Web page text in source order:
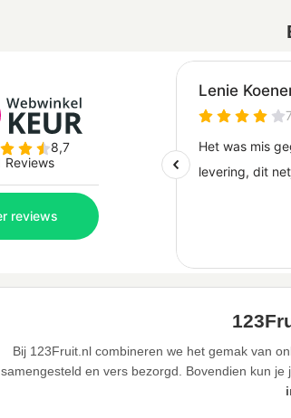
Bij 123Fruit.nl combineren we het gemak van
samengesteld en vers bezorgd. Bovendien kun